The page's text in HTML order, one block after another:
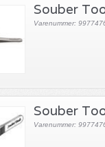
Souber
Varenummer:
Souber
Varenummer: